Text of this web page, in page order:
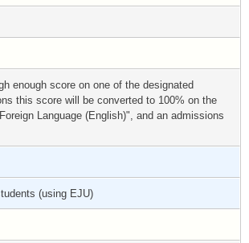
enough score on one of the designated
this score will be converted to 100% on the
Language (English)", and an admissions
(using EJU)